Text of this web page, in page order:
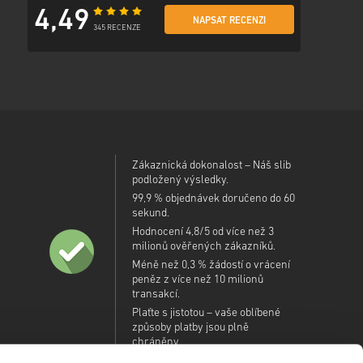
4,49 345 RECENZE
NAPSAT RECENZI
Zákaznická dokonalost – Náš slib
podložený výsledky.
99,9 % objednávek doručeno do 60
sekund.
Hodnocení 4,8/5 od více než 3
milionů ověřených zákazníků.
Méně než 0,3 % žádostí o vrácení
peněz z více než 10 milionů
transakcí.
Plaťte s jistotou – vaše oblíbené
způsoby platby jsou plně
chráněny.